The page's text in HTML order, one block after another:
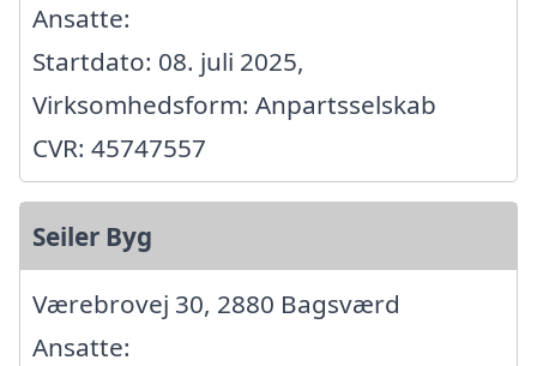
Ansatte:
Startdato: 08. juli 2025,
Virksomhedsform: Anpartsselskab
CVR: 45747557
Seiler Byg
Værebrovej 30, 2880 Bagsværd
Ansatte: